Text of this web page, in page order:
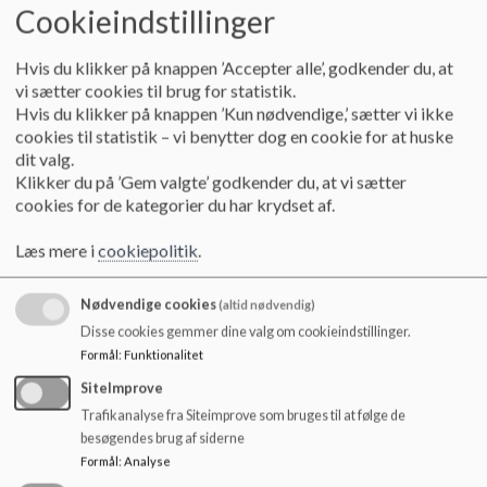
at vi prioriterer aldersblandede fællesskaber højt
at det pædagogiske læringsmiljø er overskueligt
at vi skaber "trædesten", så børnelivet her opleves som ét
sammenhængende forløb.
at vi er mobilfri skole og fritidstilbud
For det andet tager vi afsæt i den natur og de udeområder,
der omgiver os. Vi sætter vores samspil med den fantastiske
natur, som vi bor midt i, i relation til vores tre værdier:
Bevægelse, Balance og Bæredygtighed. Det betyder,
at mange aktiviteter og undervisning foregår udendørs.
at alle klasser har en fast ugentlig udeskoledag
at ressourcebevidsthed og menneskers samspil med natur er
en del børnenes læring og dannelse
at vi har sølvmærke i økologi og Grønne Spirer-flag
For det tredje tager vi afsæt en stærk relation til forældrene
og det lokalsamfund, som vi er en del af. Det betyder,
Cookieindstillinger
Hvis du klikker på knappen ’Accepter alle’, godkender du, at
vi sætter cookies til brug for statistik.
Hvis du klikker på knappen ’Kun nødvendige,’ sætter vi ikke
cookies til statistik – vi benytter dog en cookie for at huske
dit valg.
Klikker du på ’Gem valgte’ godkender du, at vi sætter
cookies for de kategorier du har krydset af.
Læs mere icookiepolitik.
Nødvendige cookies(altid nødvendig)
Disse cookies gemmer dine valg om cookieindstillinger.
Formål: Funktionalitet
SiteImprove
Trafikanalyse fra Siteimprove som bruges til at følge de
besøgendes brug af siderne
Formål: Analyse